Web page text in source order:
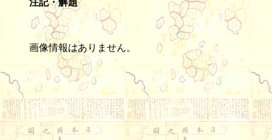
画像情報はありません。